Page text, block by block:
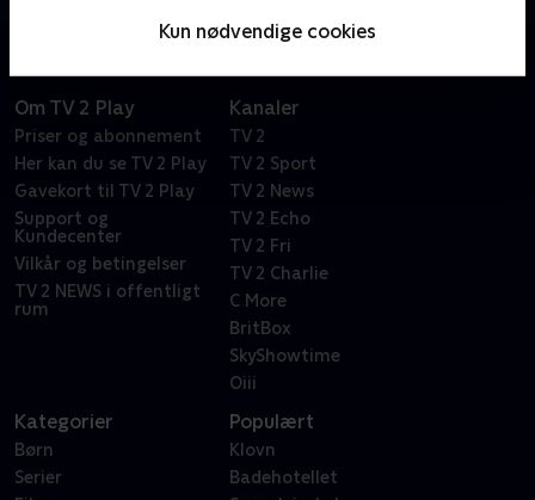
Kun nødvendige cookies
Om TV 2 Play
Priser og abonnement
Her kan du se TV 2 Play
Gavekort til TV 2 Play
Support og
Kundecenter
Vilkår og betingelser
TV 2 NEWS i offentligt
rum
Kanaler
TV 2
TV 2 Sport
TV 2 News
TV 2 Echo
TV 2 Fri
TV 2 Charlie
C More
BritBox
SkyShowtime
Oiii
Kategorier
Børn
Serier
Populært
Klovn
Badehotellet